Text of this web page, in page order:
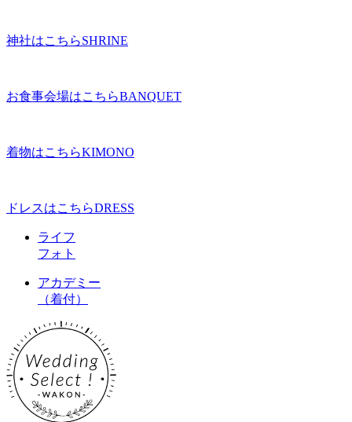
神社はこちらSHRINE
お食事会場はこちらBANQUET
着物はこちらKIMONO
ドレスはこちらDRESS
ライフ
フォト
アカデミー
（着付）